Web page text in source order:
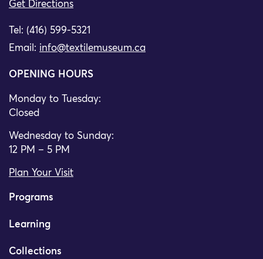
Get Directions
Tel: (416) 599-5321
Email: info@textilemuseum.ca
OPENING HOURS
Monday to Tuesday:
Closed
Wednesday to Sunday:
12 PM – 5 PM
Plan Your Visit
Programs
Learning
Collections